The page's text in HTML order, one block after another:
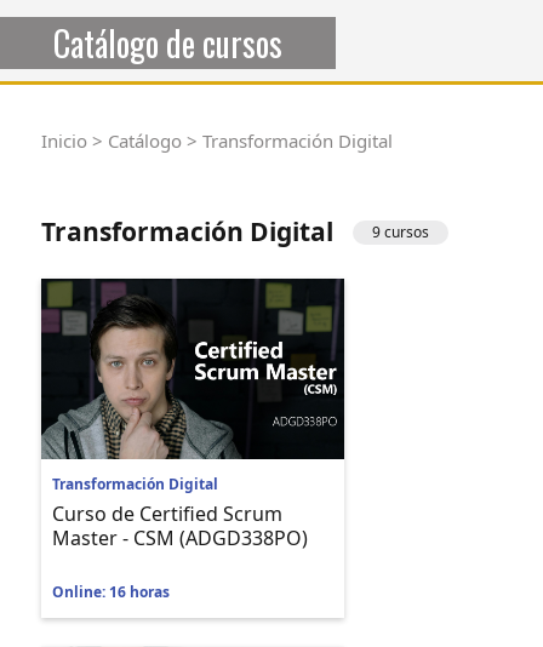
Catálogo de cursos
Inicio > Catálogo > Transformación Digital
Transformación Digital 9 cursos
Transformación Digital
Curso de Certified Scrum
Master - CSM (ADGD338PO)
Online: 16 horas